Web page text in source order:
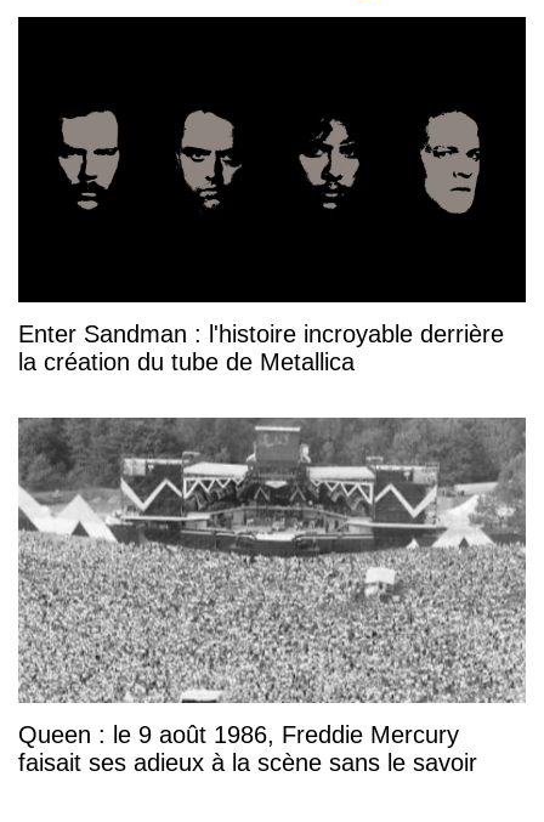
Enter Sandman : l'histoire incroyable derrière
la création du tube de Metallica
Queen : le 9 août 1986, Freddie Mercury
faisait ses adieux à la scène sans le savoir